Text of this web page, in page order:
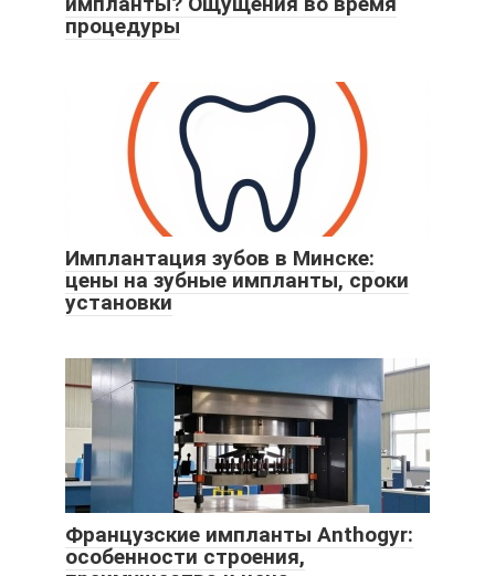
процедуры
Имплантация зубов в Минске:
цены на зубные импланты, сроки
установки
Французские импланты Anthogyr:
особенности строения,